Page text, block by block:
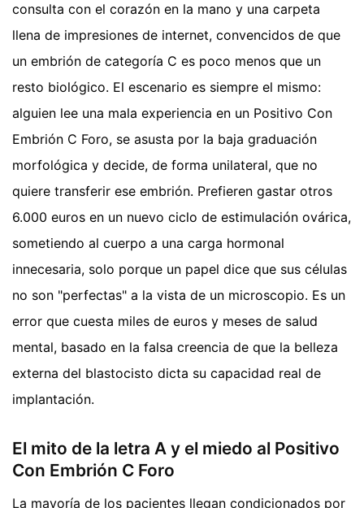
consulta con el corazón en la mano y una carpeta
llena de impresiones de internet, convencidos de que
un embrión de categoría C es poco menos que un
resto biológico. El escenario es siempre el mismo:
alguien lee una mala experiencia en un Positivo Con
Embrión C Foro, se asusta por la baja graduación
morfológica y decide, de forma unilateral, que no
quiere transferir ese embrión. Prefieren gastar otros
6.000 euros en un nuevo ciclo de estimulación ovárica,
sometiendo al cuerpo a una carga hormonal
innecesaria, solo porque un papel dice que sus células
no son "perfectas" a la vista de un microscopio. Es un
error que cuesta miles de euros y meses de salud
mental, basado en la falsa creencia de que la belleza
externa del blastocisto dicta su capacidad real de
implantación.
El mito de la letra A y el miedo al Positivo
Con Embrión C Foro
La mayoría de los pacientes llegan condicionados por